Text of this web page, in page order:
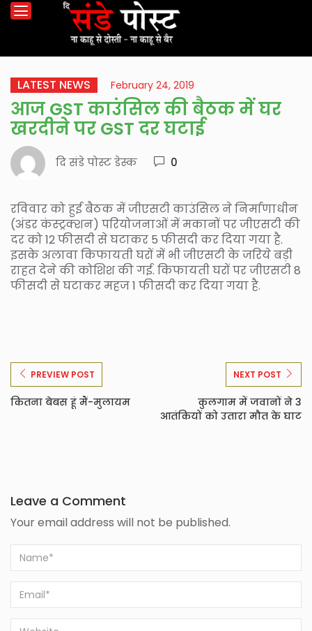
LATEST NEWS February 24, 2019
आज GST काउंसिल की बैठक में घर
खरदीने पर GST दर घटाई
दि संडे पोस्ट डेस्क 0
रविवार को हुई बैठक में जीएसटी काउंसिल ने निर्माणाधीन
(अंडर कंस्ट्रक्शन) परियोजनाओं में मकानों पर जीएसटी की
दर को 12 फीसदी से घटाकर 5 फीसदी कर दिया गया है.
इसके अलावा किफायती घरों में भी जीएसटी के जरिये बड़ी
राहत देने की कोशिश की गई. किफायती घरों पर जीएसटी 8
फीसदी से घटाकर महज 1 फीसदी कर दिया गया है.
PREVIEW POST
कितना बेबस हूं मैं-मुलायम
NEXT POST
कुलगाम में जवानों ने 3
आतंकियों को उतारा मौत के घाट
Leave a Comment
Your email address will not be published.